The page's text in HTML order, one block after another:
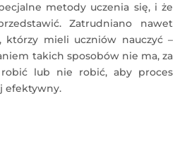
metody uczenia się, i że
Zatrudniano nawet
którzy mieli uczniów nauczyć –
takich sposobów nie ma, za
lub nie robić, aby proces
efektywny.